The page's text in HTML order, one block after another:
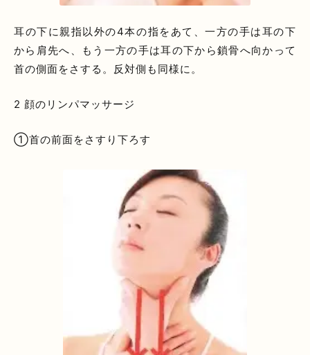
耳の下に親指以外の4本の指をあて、一方の手は耳の下
から肩先へ、もう一方の手は耳の下から鎖骨へ向かって
首の側面をさする。反対側も同様に。
2 顔のリンパマッサージ
①首の前面をさすり下ろす